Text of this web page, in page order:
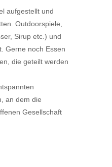
aufgestellt und
Outdoorspiele,
Sirup etc.) und
Gerne noch Essen
die geteilt werden
an dem die
Gesellschaft